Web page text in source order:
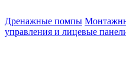
Дренажные помпы
управления и лицевые